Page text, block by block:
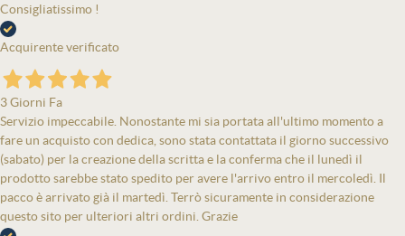
Consigliatissimo !
Acquirente verificato
3 Giorni Fa
Servizio impeccabile. Nonostante mi sia portata all'ultimo momento a
fare un acquisto con dedica, sono stata contattata il giorno successivo
(sabato) per la creazione della scritta e la conferma che il lunedì il
prodotto sarebbe stato spedito per avere l'arrivo entro il mercoledì. Il
pacco è arrivato già il martedì. Terrò sicuramente in considerazione
questo sito per ulteriori altri ordini. Grazie